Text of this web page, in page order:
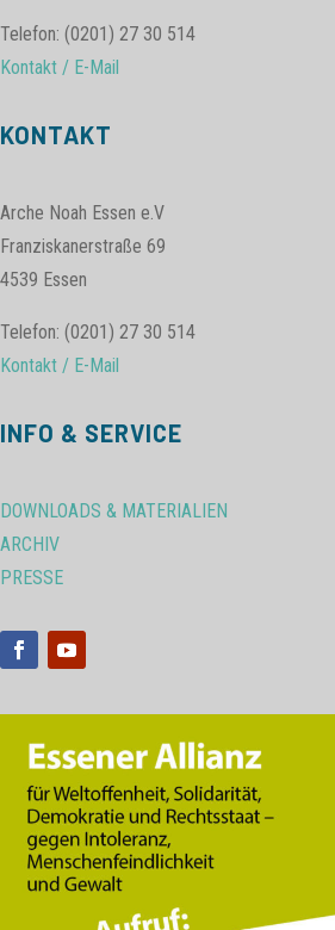
Telefon: (0201) 27 30 514
Kontakt / E-Mail
KONTAKT
Arche Noah Essen e.V
Franziskanerstraße 69
4539 Essen
Telefon: (0201) 27 30 514
Kontakt / E-Mail
INFO & SERVICE
DOWNLOADS & MATERIALIEN
ARCHIV
PRESSE